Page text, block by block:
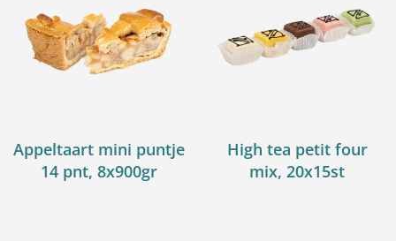
Appeltaart mini puntje
14 pnt, 8x900gr
High tea petit four
mix, 20x15st